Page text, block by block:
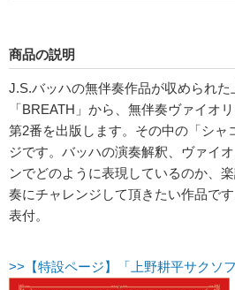
商品の説明
J.S.バッハの無伴奏作品が収められ
「BREATH」から、無伴奏ヴァイオ
第2番を出版します。その中の「シャ
ジです。バッハの演奏解釈、ヴァイ
ンでどのように表現しているのか、
奏にチャレンジして頂きたい作品で
表付。
>>【特設ページ】「上野耕平サクソ